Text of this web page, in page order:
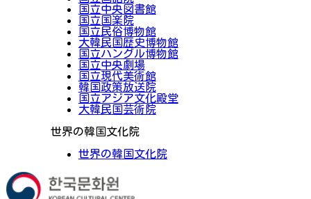
国立中央図書館
国立国楽院
国立民俗博物館
大韓民国歴史博物館
国立ハングル博物館
国立中央劇場
国立現代美術館
韓国政策放送院
国立アジア文化殿堂
大韓民国芸術院
世界の韓国文化院
世界の韓国文化院